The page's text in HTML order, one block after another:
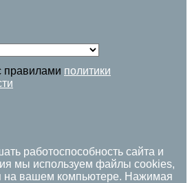
правилами политики
работоспособность сайта и
мы используем файлы cookies,
на вашем компьютере. Нажимая